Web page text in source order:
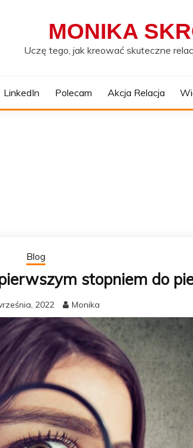
MONIKA
Uczę tego, jak kreować skuteczne
LinkedIn Polecam Akcja Relacja
Blog
stopniem do
2022 Monika